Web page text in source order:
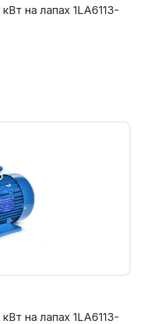
на лапах 1LA6113-
на лапах 1LA6113-